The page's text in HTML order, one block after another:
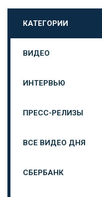
КАТЕГОРИИ
ВИДЕО
ИНТЕРВЬЮ
ПРЕСС-РЕЛИЗЫ
ВСЕ ВИДЕО ДНЯ
СБЕРБАНК